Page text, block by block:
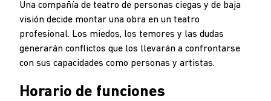
Una compañía de teatro de personas ciegas y de baja
visión decide montar una obra en un teatro
profesional. Los miedos, los temores y las dudas
generarán conflictos que los llevarán a confrontarse
con sus capacidades como personas y artistas.
Horario de funciones